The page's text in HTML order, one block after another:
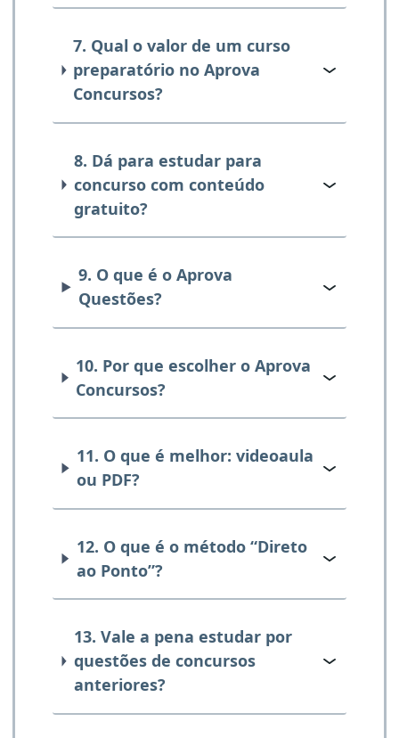
7. Qual o valor de um curso
preparatório no Aprova
Concursos?
8. Dá para estudar para
concurso com conteúdo
gratuito?
9. O que é o Aprova
Questões?
10. Por que escolher o Aprova
Concursos?
11. O que é melhor: videoaula
ou PDF?
12. O que é o método “Direto
ao Ponto”?
13. Vale a pena estudar por
questões de concursos
anteriores?